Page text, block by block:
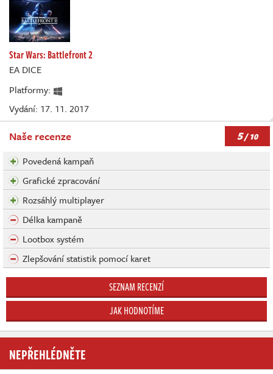
Star Wars: Battlefront 2
EA DICE
Platformy:
Vydání: 17. 11. 2017
Naše recenze 5/ 10
Povedená kampaň
Grafické zpracování
Rozsáhlý multiplayer
Délka kampaně
Lootbox systém
Zlepšování statistik pomocí karet
SEZNAM RECENZÍ
JAK HODNOTÍME
NEPŘEHLÉDNĚTE